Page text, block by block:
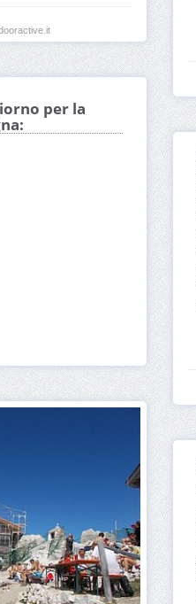
per la